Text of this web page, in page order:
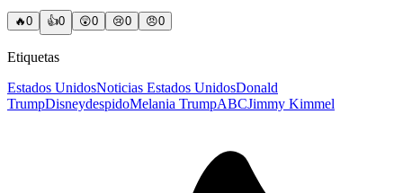
🔥0 👍0 😲0 😢0 😠0
Etiquetas
Estados UnidosNoticias Estados UnidosDonald
TrumpDisneydespidoMelania TrumpABCJimmy Kimmel